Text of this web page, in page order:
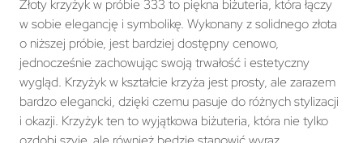
Złoty krzyżyk w próbie 333 to piękna biżuteria, która łączy
w sobie elegancję i symbolikę. Wykonany z solidnego złota
o niższej próbie, jest bardziej dostępny cenowo,
jednocześnie zachowując swoją trwałość i estetyczny
wygląd. Krzyżyk w kształcie krzyża jest prosty, ale zarazem
bardzo elegancki, dzięki czemu pasuje do różnych stylizacji
i okazji. Krzyżyk ten to wyjątkowa biżuteria, która nie tylko